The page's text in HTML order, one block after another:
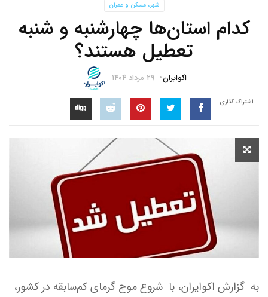
شهر، مسکن و عمران
کدام استان‌ها چهارشنبه و شنبه
تعطیل هستند؟
اکوایران ۲۹ مرداد ۱۴۰۴
اشتراک گذاری
به گزارش اکوایران، با شروع موج گرمای کم‌سابقه در کشور،